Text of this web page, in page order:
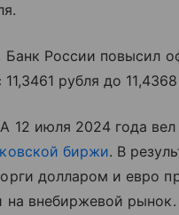
Банк России повысил
11,3461 рубля до
июля 2024 года вел
биржи. В
долларом и евро
на внебиржевой